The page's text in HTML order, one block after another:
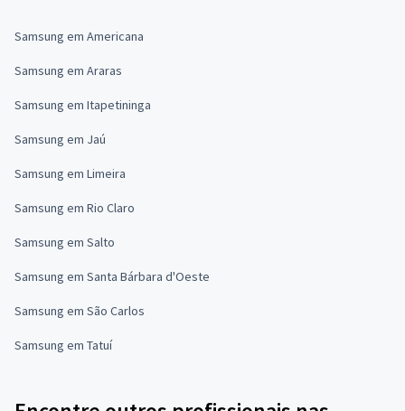
Samsung em Americana
Samsung em Araras
Samsung em Itapetininga
Samsung em Jaú
Samsung em Limeira
Samsung em Rio Claro
Samsung em Salto
Samsung em Santa Bárbara d'Oeste
Samsung em São Carlos
Samsung em Tatuí